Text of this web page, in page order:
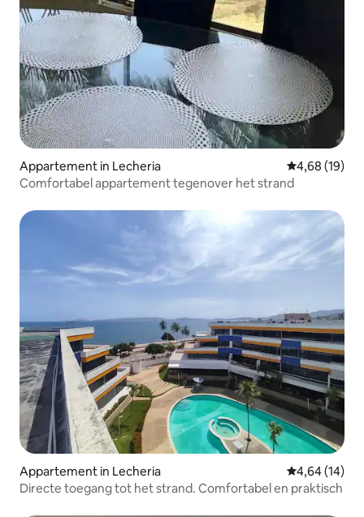
Appartement in Lecheria Gemiddelde
4,68 (19)
Comfortabel appartement tegenover het strand
Appartement in Lecheria Gemiddelde
4,64 (14)
Directe toegang tot het strand. Comfortabel en praktisch